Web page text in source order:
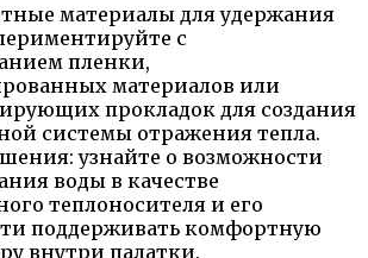
материалы для удержания
с
пленки,
материалов или
прокладок для создания
системы отражения тепла.
узнайте о возможности
воды в качестве
теплоносителя и его
поддерживать комфортную
внутри палатки.